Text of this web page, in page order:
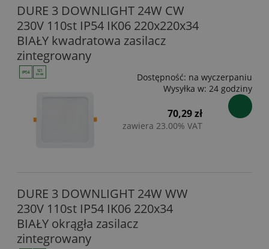
DURE 3 DOWNLIGHT 24W CW
230V 110st IP54 IK06 220x220x34
BIAŁY kwadratowa zasilacz
zintegrowany
Dostępność: na wyczerpaniu
Wysyłka w: 24 godziny
70,29 zł
zawiera 23.00% VAT
DURE 3 DOWNLIGHT 24W WW
230V 110st IP54 IK06 220x34
BIAŁY okrągła zasilacz
zintegrowany